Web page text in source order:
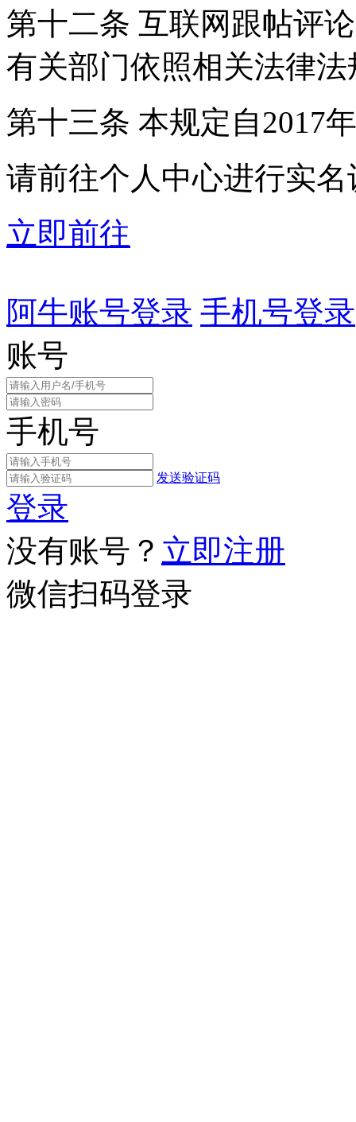
第十二条 互联网跟帖评
有关部门依照相关法律
第十三条 本规定自2017
请前往个人中心进行实名
立即前往
阿牛账号登录 手机号登录
账号
手机号
发送验证码
登录
没有账号？ 立即注册
微信扫码登录